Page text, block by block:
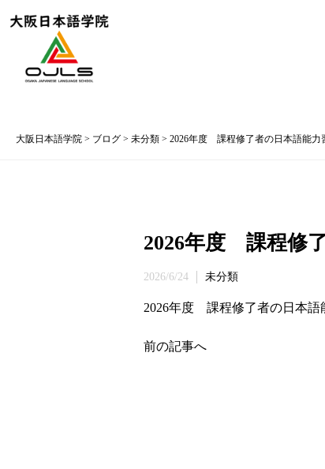
大阪日本語学院 > ブログ > 未分類 > 2026年度 課程修了者の日本語能力
2026年度 課程修
2026/6/24 未分類
2026年度 課程修了者の日本語
前の記事へ